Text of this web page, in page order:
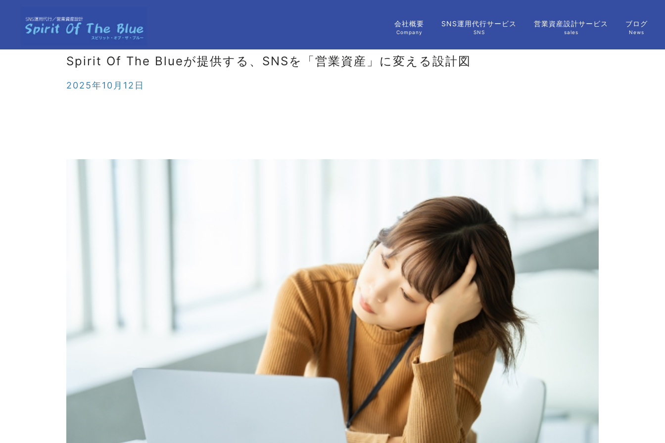
会社概要
Company
SNS運用代行サービス
SNS
営業資産設計サービス
sales
ブログ
News
Spirit Of The Blueが提供する、SNSを「営業資産」に変える設計図
2025年10月12日
会社概要